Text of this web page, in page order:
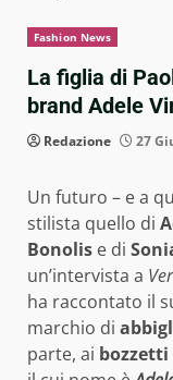
Fashion News
La figlia di
brand Adele
Redazione 27
Un futuro – e a
stilista quello di
Bonolis e di
un’intervista a
ha raccontato il
marchio di
parte, ai